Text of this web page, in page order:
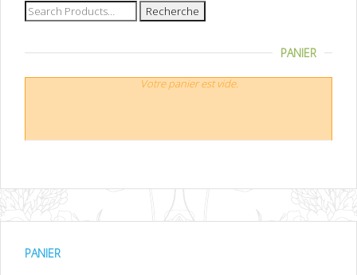
Recherche
pour :
PANIER
Votre panier est vide.
PANIER